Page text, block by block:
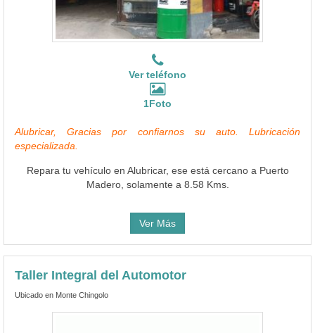
Ver teléfono
1Foto
Alubricar, Gracias por confiarnos su auto. Lubricación
especializada.
Repara tu vehículo en Alubricar, ese está cercano a Puerto
Madero, solamente a 8.58 Kms.
Ver Más
Taller Integral del Automotor
Ubicado en Monte Chingolo